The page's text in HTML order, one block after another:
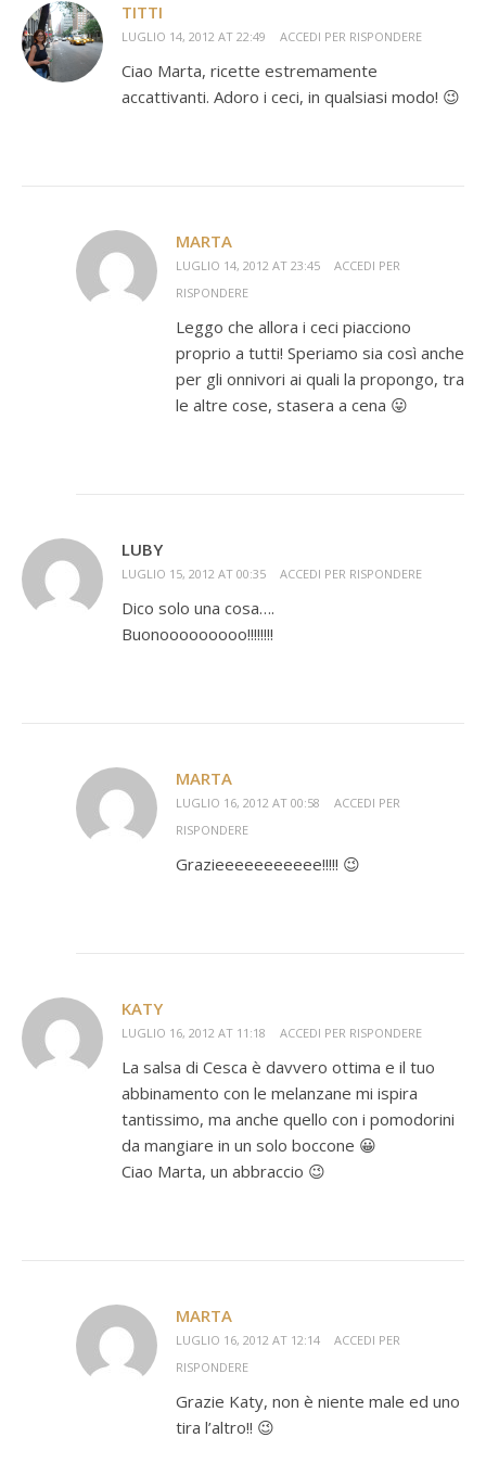
TITTI
LUGLIO 14, 2012 AT 22:49 ACCEDI PER RISPONDERE
Ciao Marta, ricette estremamente
accattivanti. Adoro i ceci, in qualsiasi modo! 😉
MARTA
LUGLIO 14, 2012 AT 23:45
ACCEDI PER
RISPONDERE
Leggo che allora i ceci piacciono
proprio a tutti! Speriamo sia così anche
per gli onnivori ai quali la propongo, tra
le altre cose, stasera a cena 😛
LUBY
LUGLIO 15, 2012 AT 00:35 ACCEDI PER RISPONDERE
Dico solo una cosa….
Buonooooooooo!!!!!!!!
MARTA
LUGLIO 16, 2012 AT 00:58
ACCEDI PER
RISPONDERE
Grazieeeeeeeeeee!!!!! 😉
KATY
LUGLIO 16, 2012 AT 11:18 ACCEDI PER RISPONDERE
La salsa di Cesca è davvero ottima e il tuo
abbinamento con le melanzane mi ispira
tantissimo, ma anche quello con i pomodorini
da mangiare in un solo boccone 😀
Ciao Marta, un abbraccio 😉
MARTA
LUGLIO 16, 2012 AT 12:14
ACCEDI PER
RISPONDERE
Grazie Katy, non è niente male ed uno
tira l’altro!! 😉